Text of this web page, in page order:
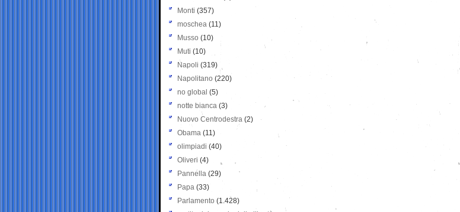
Monti (357)
moschea (11)
Musso (10)
Muti (10)
Napoli (319)
Napolitano (220)
no global (5)
notte bianca (3)
Nuovo Centrodestra (2)
Obama (11)
olimpiadi (40)
Oliveri (4)
Pannella (29)
Papa (33)
Parlamento (1.428)